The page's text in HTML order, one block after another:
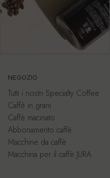
NEGOZIO
Tutti i nostri Specialty Coffee
Caffè in grani
Caffè macinato
Abbonamento caffè
Macchine da caffè
Macchina per il caffè JURA